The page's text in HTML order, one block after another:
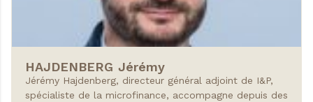
HAJDENBERG Jérémy
Jérémy Hajdenberg, directeur général adjoint de I&P,
spécialiste de la microfinance, accompagne depuis des